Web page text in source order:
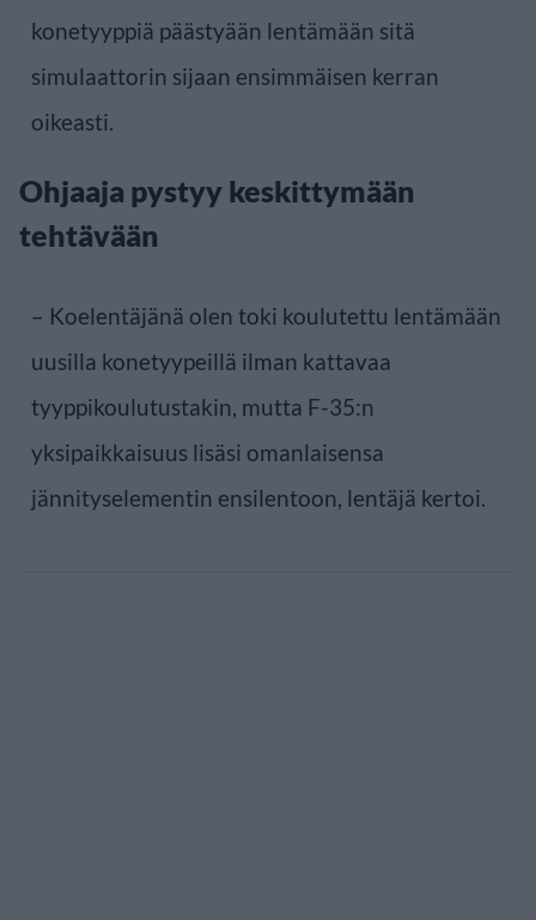
konetyyppiä päästyään lentämään sitä
simulaattorin sijaan ensimmäisen kerran
oikeasti.
Ohjaaja pystyy keskittymään
tehtävään
– Koelentäjänä olen toki koulutettu lentämään
uusilla konetyypeillä ilman kattavaa
tyyppikoulutustakin, mutta F-35:n
yksipaikkaisuus lisäsi omanlaisensa
jännityselementin ensilentoon, lentäjä kertoi.